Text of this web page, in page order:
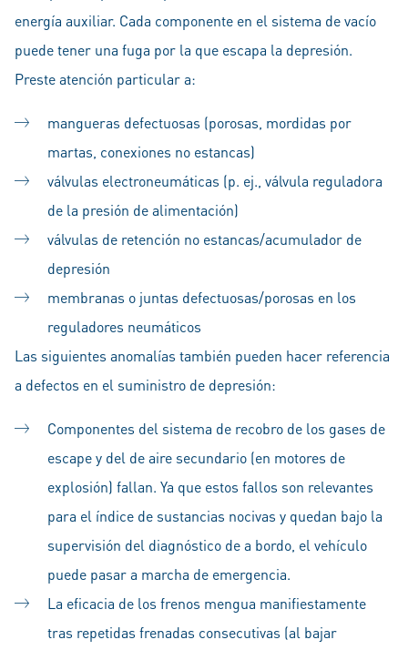
energía auxiliar. Cada componente en el sistema de vacío
puede tener una fuga por la que escapa la depresión.
Preste atención particular a:
mangueras defectuosas (porosas, mordidas por
martas, conexiones no estancas)
válvulas electroneumáticas (p. ej., válvula reguladora
de la presión de alimentación)
válvulas de retención no estancas/acumulador de
depresión
membranas o juntas defectuosas/porosas en los
reguladores neumáticos
Las siguientes anomalías también pueden hacer referencia
a defectos en el suministro de depresión:
Componentes del sistema de recobro de los gases de
escape y del de aire secundario (en motores de
explosión) fallan. Ya que estos fallos son relevantes
para el índice de sustancias nocivas y quedan bajo la
supervisión del diagnóstico de a bordo, el vehículo
puede pasar a marcha de emergencia.
La eficacia de los frenos mengua manifiestamente
tras repetidas frenadas consecutivas (al bajar